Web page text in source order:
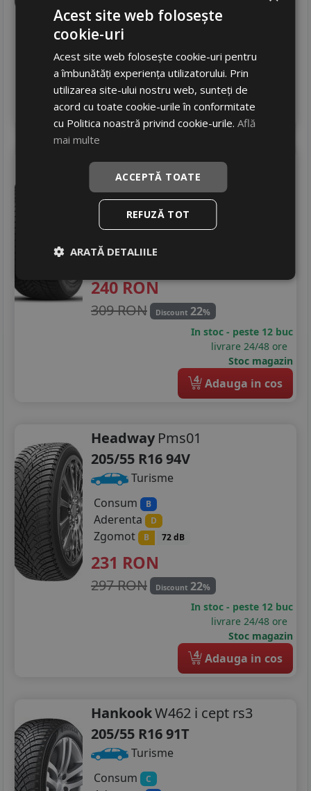
245RON
381 RON
In stoc - peste 12 buc
livrare 24/48 ore
Stoc magazin
4 Adauga in cos
TerceloCroseason 4s
205/55 R16 91V
Turisme
Consum C
Aderenta C
240RON
309 RON Discount 22%
In stoc - peste 12 buc
livrare 24/48 ore
Stoc magazin
4 Adauga in cos
Headway Pms01
205/55 R16 94V
Turisme
Consum
B
Aderenta D
Zgomot B 72 dB
231 RON
297 RON Discount 22%
In stoc - peste 12 buc
livrare 24/48 ore
Stoc magazin
4 Adauga in cos
HankookW462 i cept rs3
205/55 R16 91T
Turisme
Consum
C
Acest site web folosește
cookie-uri
Acest site web folosește cookie-uri pentru
a îmbunătăți experiența utilizatorului. Prin
utilizarea site-ului nostru web, sunteți de
acord cu toate cookie-urile în conformitate
cu Politica noastră privind cookie-urile.Află
mai multe
ACCEPTĂ TOATE
REFUZĂ TOT
ARATĂ DETALIILE